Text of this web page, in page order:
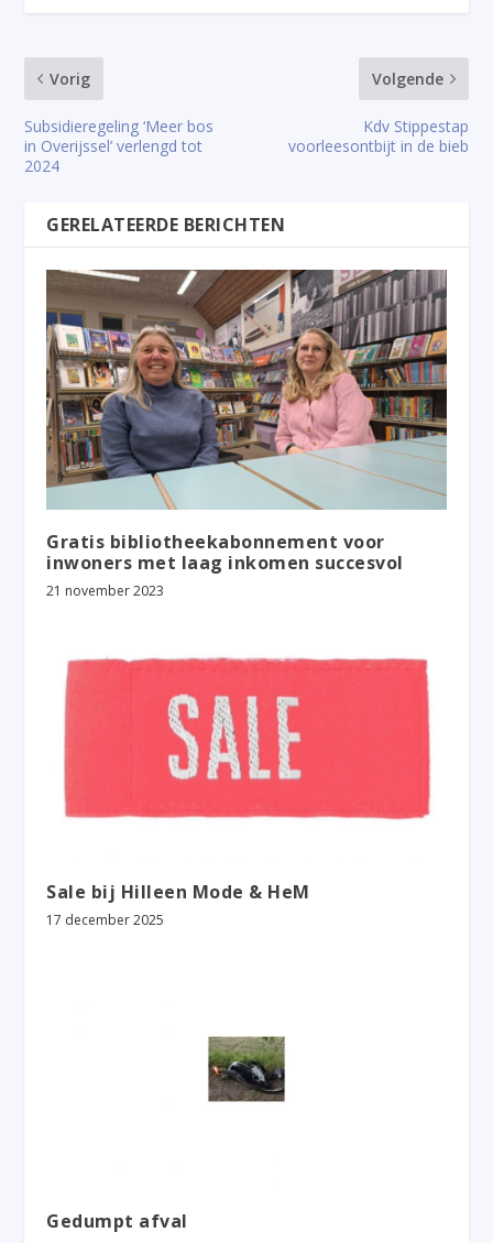
Vorig
Subsidieregeling ‘Meer bos
in Overijssel’ verlengd tot
2024
Volgende
Kdv Stippestap
voorleesontbijt in de bieb
GERELATEERDE BERICHTEN
Gratis bibliotheekabonnement voor
inwoners met laag inkomen succesvol
21 november 2023
Sale bij Hilleen Mode & HeM
17 december 2025
Gedumpt afval